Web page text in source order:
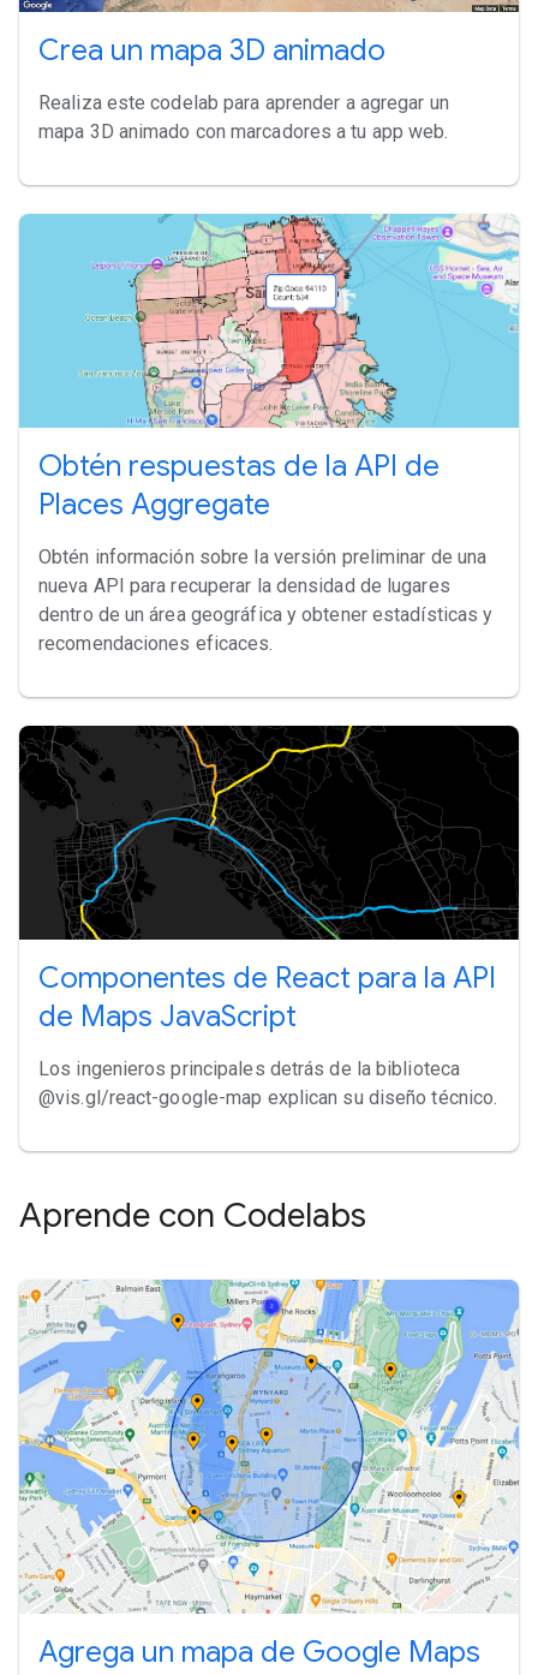
Crea un mapa 3D animado
Realiza este codelab para aprender a agregar un
mapa 3D animado con marcadores a tu app web.
Obtén respuestas de la API de
Places Aggregate
Obtén información sobre la versión preliminar de una
nueva API para recuperar la densidad de lugares
dentro de un área geográfica y obtener estadísticas y
recomendaciones eficaces.
Componentes de React para la API
de Maps JavaScript
Los ingenieros principales detrás de la biblioteca
@vis.gl/react-google-map explican su diseño técnico.
Aprende con Codelabs
Agrega un mapa de Google Maps